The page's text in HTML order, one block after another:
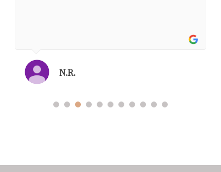
N.R.